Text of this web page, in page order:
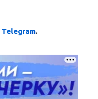
Telegram.